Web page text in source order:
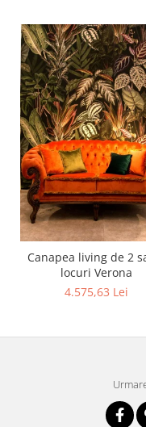
Canapea living de 2 sau 3
locuri Verona
4.575,63 Lei